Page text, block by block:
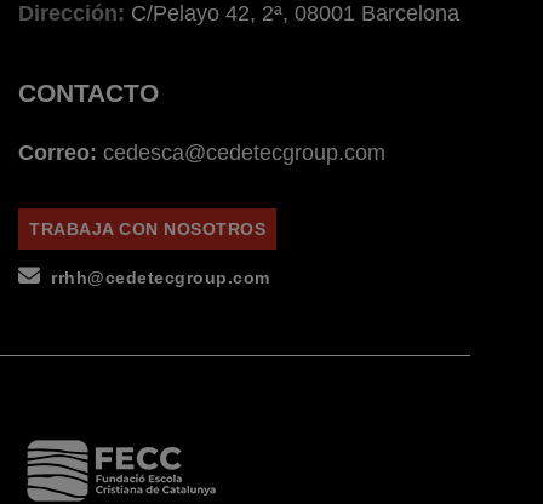
Dirección: C/Pelayo 42, 2ª, 08001 Barcelona
CONTACTO
Correo: cedesca@cedetecgroup.com
TRABAJA CON NOSOTROS
rrhh@cedetecgroup.com